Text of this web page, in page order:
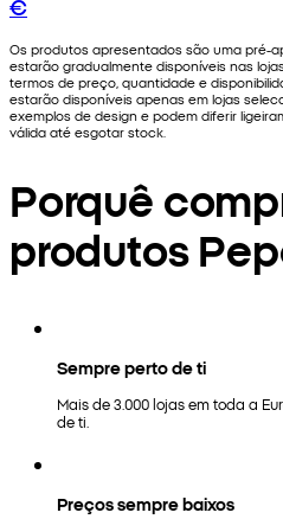
€
Os produtos apresentados são uma pré-
estarão gradualmente disponíveis nas
termos de preço, quantidade e
estarão disponíveis apenas em lojas
exemplos de design e podem diferir
válida até esgotar stock.
Porquê
produtos
Sempre perto de ti
Mais de 3.000 lojas em toda a
de ti.
Preços sempre baixos